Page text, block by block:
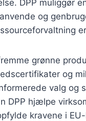
DPP muliggør
og
grønne
og
valg og
DPP hjælpe
kravene i